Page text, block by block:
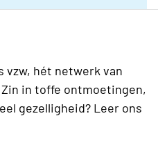
vzw, hét netwerk van
in toffe ontmoetingen,
gezelligheid? Leer ons